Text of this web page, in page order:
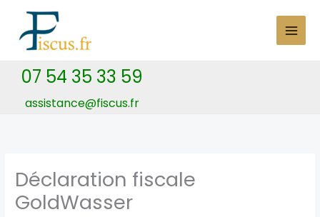
content
07 54 35 33 59
assistance@fiscus.fr
Déclaration fiscale
GoldWasser